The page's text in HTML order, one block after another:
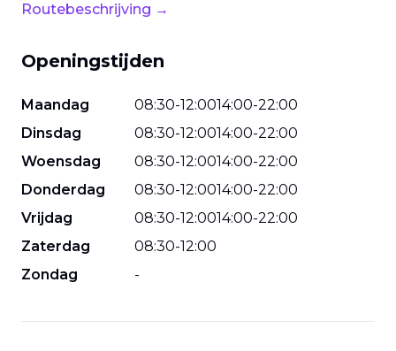
Routebeschrijving →
Openingstijden
Maandag 08:30-12:0014:00-22:00
Dinsdag
08:30-12:0014:00-22:00
Woensdag
08:30-12:0014:00-22:00
Donderdag
08:30-12:0014:00-22:00
Vrijdag
08:30-12:0014:00-22:00
Zaterdag
08:30-12:00
Zondag
-